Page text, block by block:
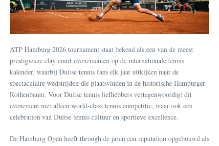
ATP Hamburg 2026 tournament staat bekend als een van de meest
prestigieuze clay court evenementen op de internationale tennis
kalender, waarbij Duitse tennis fans elk jaar uitkijken naar de
spectaculaire wedstrijden die plaatsvinden in de historische Hamburger
Rothenbaum. Voor Duitse tennis liefhebbers vertegenwoordigt dit
evenement niet alleen world-class tennis competitie, maar ook een
celebration van Duitse tennis cultuur en sportieve excellence.
De Hamburg Open heeft through de jaren een reputation opgebouwd als